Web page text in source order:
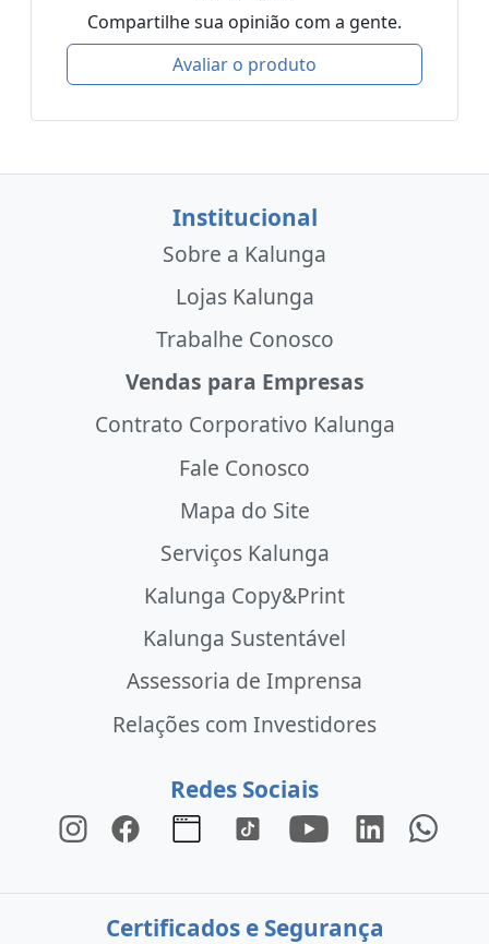
Compartilhe sua opinião com a gente.
Avaliar o produto
Institucional
Sobre a Kalunga
Lojas Kalunga
Trabalhe Conosco
Vendas para Empresas
Contrato Corporativo Kalunga
Fale Conosco
Mapa do Site
Serviços Kalunga
Kalunga Copy&Print
Kalunga Sustentável
Assessoria de Imprensa
Relações com Investidores
Redes Sociais
Certificados e Segurança